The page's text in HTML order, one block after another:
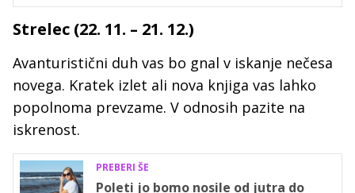
Strelec (22. 11. – 21. 12.)
Avanturistični duh vas bo gnal v iskanje nečesa
novega. Kratek izlet ali nova knjiga vas lahko
popolnoma prevzame. V odnosih pazite na
iskrenost.
PREBERI ŠE
Poleti jo bomo nosile od jutra do